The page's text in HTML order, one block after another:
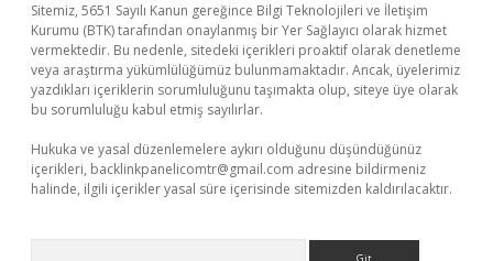
Sitemiz, 5651 Sayılı Kanun gereğince Bilgi Teknolojileri ve İletişim
Kurumu (BTK) tarafından onaylanmış bir Yer Sağlayıcı olarak hizmet
vermektedir. Bu nedenle, sitedeki içerikleri proaktif olarak denetleme
veya araştırma yükümlülüğümüz bulunmamaktadır. Ancak, üyelerimiz
yazdıkları içeriklerin sorumluluğunu taşımakta olup, siteye üye olarak
bu sorumluluğu kabul etmiş sayılırlar.
Hukuka ve yasal düzenlemelere aykırı olduğunu düşündüğünüz
içerikleri, backlinkpanelicomtr@gmail.com adresine bildirmeniz
halinde, ilgili içerikler yasal süre içerisinde sitemizden kaldırılacaktır.